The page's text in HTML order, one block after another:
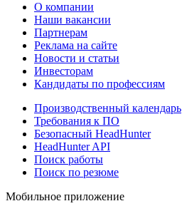
О компании
Наши вакансии
Партнерам
Реклама на сайте
Новости и статьи
Инвесторам
Кандидаты по профессиям
Производственный календарь
Требования к ПО
Безопасный HeadHunter
HeadHunter API
Поиск работы
Поиск по резюме
Мобильное приложение